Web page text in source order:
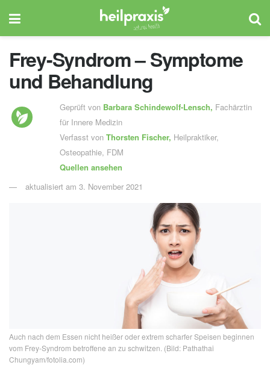
Frey-Syndrom – Symptome
und Behandlung
Geprüft von Barbara Schindewolf-Lensch, Fachärztin
für Innere Medizin
Verfasst von Thorsten Fischer, Heilpraktiker,
Osteopathie, FDM
Quellen ansehen
aktualisiert am 3. November 2021
Auch nach dem Essen nicht heißer oder extrem scharfer Speisen beginnen
vom Frey-Syndrom betroffene an zu schwitzen. (Bild: Pathathai
Chungyam/fotolia.com)